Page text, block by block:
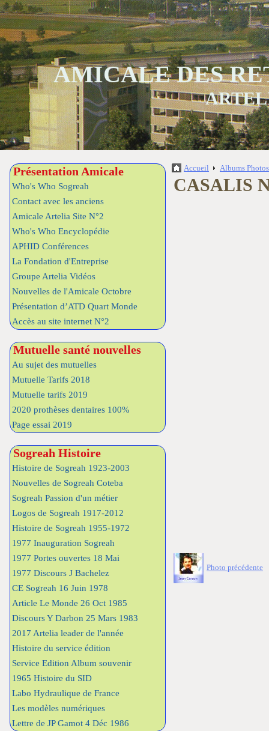
AMICALE DES
Présentation Amicale
Who's Who Sogreah
Contact avec les anciens
Amicale Artelia Site N°2
Who's Who Encyclopédie
APHID Conférences
La Fondation d'Entreprise
Groupe Artelia Vidéos
Nouvelles de l'Amicale Octobre
Présentation d’ATD Quart Monde
Accès au site internet N°2
Mutuelle santé nouvelles
Au sujet des mutuelles
Mutuelle Tarifs 2018
Mutuelle tarifs 2019
2020 prothèses dentaires 100%
Page essai 2019
Sogreah Histoire
Histoire de Sogreah 1923-2003
Nouvelles de Sogreah Coteba
Sogreah Passion d'un métier
Logos de Sogreah 1917-2012
Histoire de Sogreah 1955-1972
1977 Inauguration Sogreah
1977 Portes ouvertes 18 Mai
1977 Discours J Bachelez
CE Sogreah 16 Juin 1978
Article Le Monde 26 Oct 1985
Discours Y Darbon 25 Mars 1983
2017 Artelia leader de l'année
Histoire du service édition
Service Edition Album souvenir
1965 Histoire du SID
Labo Hydraulique de France
Les modèles numériques
Lettre de JP Gamot 4 Déc 1986
Accueil Albums
CASALIS
Photo précédente